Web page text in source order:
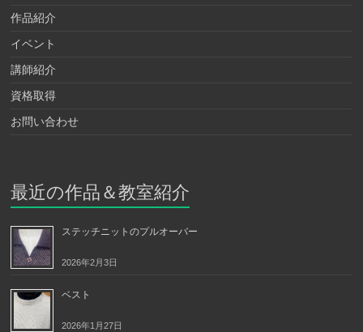
作品紹介
イベント
講師紹介
資格取得
お問い合わせ
最近の作品＆教室紹介
ステッチニットのプルオーバー
2026年2月3日
ベスト
2026年1月27日